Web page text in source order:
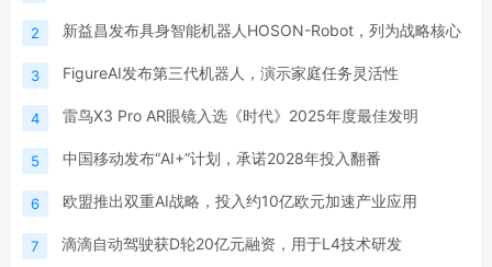
2 新益昌发布具身智能机器人HOSON-Robot，列为战略核心
3 FigureAI发布第三代机器人，演示家庭任务灵活性
4 雷鸟X3 Pro AR眼镜入选《时代》2025年度最佳发明
5 中国移动发布“AI+”计划，承诺2028年投入翻番
6 欧盟推出双重AI战略，投入约10亿欧元加速产业应用
7 滴滴自动驾驶获D轮20亿元融资，用于L4技术研发